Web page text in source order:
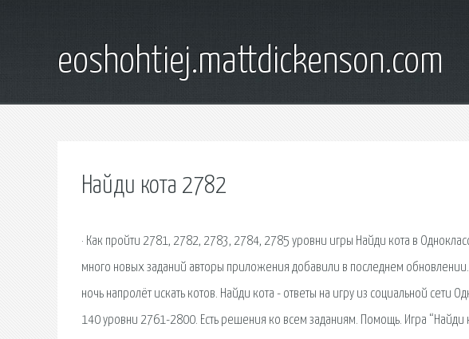
eoshohtiej.mattdickenson.com
Найди кота 2782
· Как пройти 2781, 2782, 2783, 2784, 2785 уровни игры Найди кота в
много новых заданий авторы приложения добавили в последнем
ночь напролёт искать котов. Найди кота - ответы на игру из социальной сети
140 уровни 2761-2800. Есть решения ко всем заданиям. Помощь. Игра “Найди